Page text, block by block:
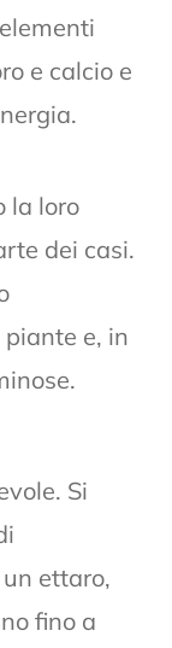
e calcio e
la loro
dei casi.
e, in
Si
ettaro,
fino a